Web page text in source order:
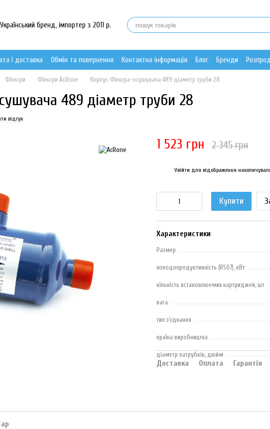
Український бренд, імпортер з 2011 р.
і доставка Обмін та повернення Контактна інформація Блог Бренди
Фільтри Фільтри AcRone Корпус Фільтра-осушувача 489 діаметр труби 28
489 діаметр труби 28
відгук
1 523 грн 2 345 грн
Увійти для відображення
Купити
Характеристики
Размер
холодопродуктивність (R507), кВт
кількість встановлюемих картриджей, шт
вага
тип з'єднання
країна виробництва
діаметр патрубків, дюйм
Доставка Оплата Гарантія